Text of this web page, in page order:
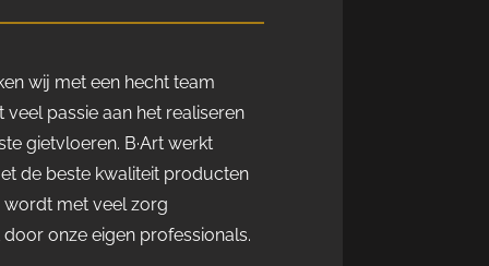
wij met een hecht team
veel passie aan het realiseren
gietvloeren. B·Art werkt
de beste kwaliteit producten
wordt met veel zorg
onze eigen professionals.